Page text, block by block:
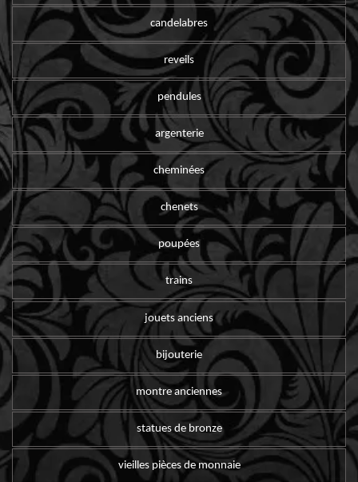
candelabres
reveils
pendules
argenterie
cheminées
chenets
poupées
trains
jouets anciens
bijouterie
montre anciennes
statues de bronze
vieilles pièces de monnaie